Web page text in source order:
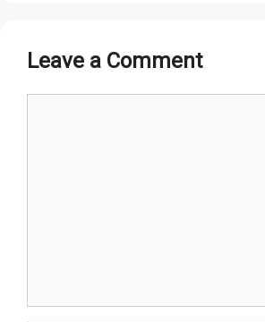
Leave a Comment